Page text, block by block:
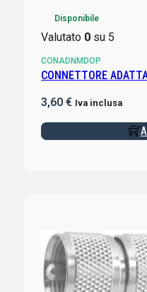
Disponibile
Valutato 0su 5
CONADNMDOP
CONNETTORE
3,60 € Iva inclusa